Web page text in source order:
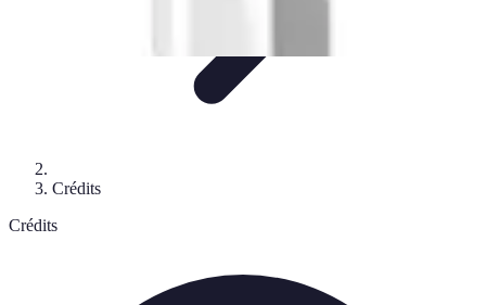
Crédits
Crédits